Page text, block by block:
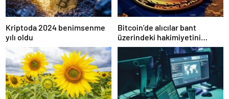
Kriptoda 2024 benimsenme
yılı oldu
Bitcoin’de alıcılar bant
üzerindeki hakimiyetini
kaybetti